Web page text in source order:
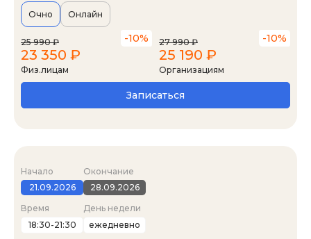
Очно Онлайн
25 990 ₽ -10%
23 350 ₽
Физ.лицам
27 990 ₽ -10%
25 190 ₽
Организациям
Записаться
Начало
21.09.2026
Окончание
28.09.2026
Время
18:30-21:30
День недели
ежедневно